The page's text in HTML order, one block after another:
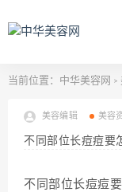
当前位置： 中华美容网 >
美容编辑 美容
不同部位长痘痘要
不同部位长痘痘